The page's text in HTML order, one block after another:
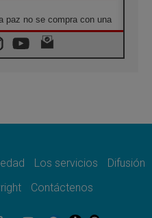
paz no se compra con una
los 416 años del
Los servicios
Difusión
Contáctenos